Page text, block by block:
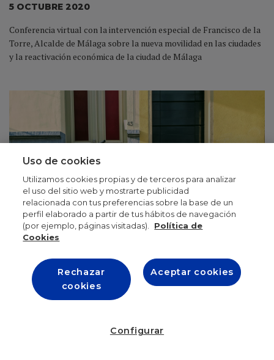
5 OCTUBRE 2020
Conferencia virtual con la intervención especial de Francisco de la
Torre, Alcalde de Málaga sobre la nueva movilidad en las ciudades
y la reactivación económica de la ciudad de Málaga
3º PRESENTACIÓN REVISTA ECONOMISTAS Nº 169
28 SEPTIEMBRE 2020
Economistas: "La nueva movilidad en las ciudades"
Uso de cookies
Utilizamos cookies propias y de terceros para analizar
el uso del sitio web y mostrarte publicidad
relacionada con tus preferencias sobre la base de un
perfil elaborado a partir de tus hábitos de navegación
(por ejemplo, páginas visitadas).
Política de
Cookies
Aceptar cookies
Rechazar
cookies
Configurar